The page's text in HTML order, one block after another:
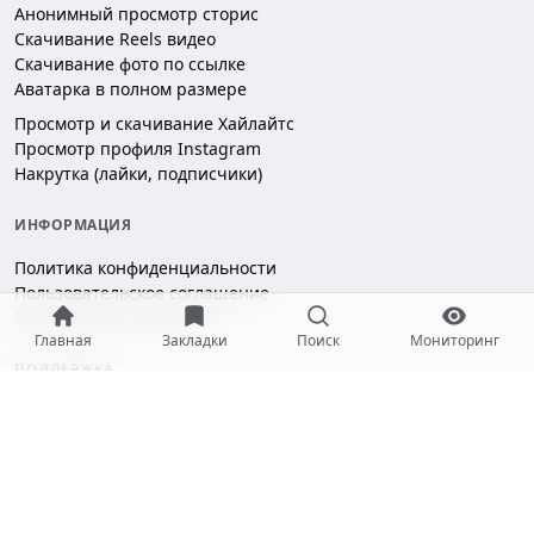
Главная Закладки Поиск Мониторинг
Анонимный просмотр сторис
Скачивание Reels видео
Скачивание фото по ссылке
Аватарка в полном размере
Просмотр и скачивание Хайлайтс
Просмотр профиля Instagram
Накрутка (лайки, подписчики)
ИНФОРМАЦИЯ
Политика конфиденциальности
Пользовательское соглашение
Безопасность платежей
ПОДДЕРЖКА